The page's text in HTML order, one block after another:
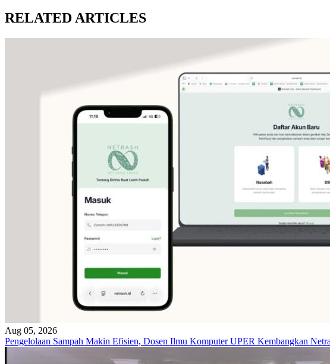
RELATED ARTICLES
Aug 05, 2026
Pengelolaan Sampah Makin Efisien, Dosen Ilmu Komputer UPER Kembangkan